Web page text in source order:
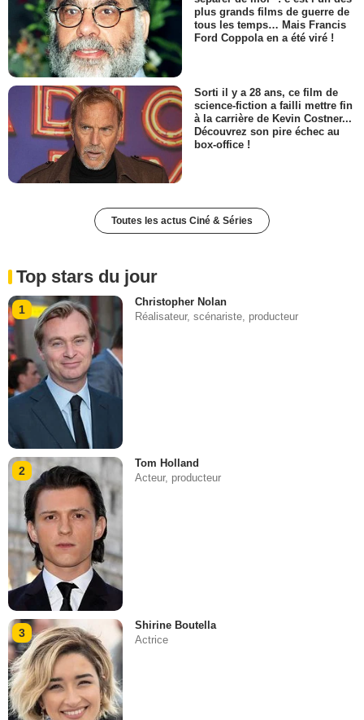
plus grands films de guerre de
tous les temps… Mais Francis
Ford Coppola en a été viré !
Sorti il y a 28 ans, ce film de
science-fiction a failli mettre fin
à la carrière de Kevin Costner...
Découvrez son pire échec au
box-office !
Toutes les actus Ciné & Séries
Top stars du jour
1
Christopher Nolan
Réalisateur, scénariste, producteur
2
Tom Holland
Acteur, producteur
3
Shirine Boutella
Actrice